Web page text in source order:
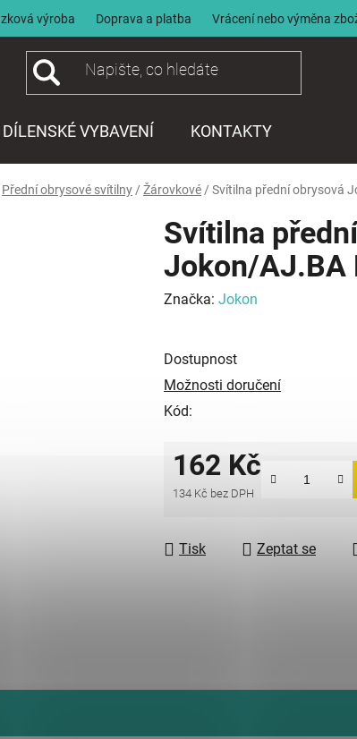
výroba Doprava a platba Vrácení nebo výměna
DÍLENSKÉ VYBAVENÍ KONTAKTY
Přední obrysové svítilny / Žárovkové / Svítilna přední obrysová
Svítilna
Jokon/AJ.BA
Značka: Jokon
Dostupnost
Možnosti doručení
Kód:
162 Kč
134 Kč bez DPH
Tisk Zeptat se